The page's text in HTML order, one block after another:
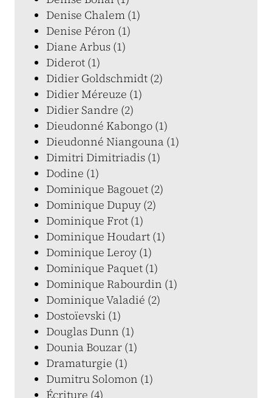
Denise Chalem (1)
Denise Péron (1)
Diane Arbus (1)
Diderot (1)
Didier Goldschmidt (2)
Didier Méreuze (1)
Didier Sandre (2)
Dieudonné Kabongo (1)
Dieudonné Niangouna (1)
Dimitri Dimitriadis (1)
Dodine (1)
Dominique Bagouet (2)
Dominique Dupuy (2)
Dominique Frot (1)
Dominique Houdart (1)
Dominique Leroy (1)
Dominique Paquet (1)
Dominique Rabourdin (1)
Dominique Valadié (2)
Dostoïevski (1)
Douglas Dunn (1)
Dounia Bouzar (1)
Dramaturgie (1)
Dumitru Solomon (1)
Écriture (4)